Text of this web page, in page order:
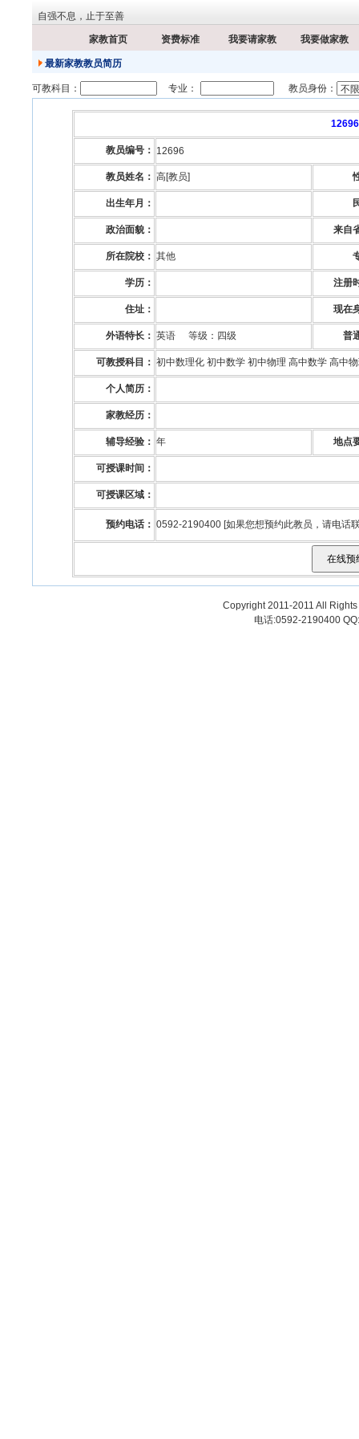
自强不息，止于至善
家教首页 资费标准 我要请家教 我要做家教
最新家教教员简历
可教科目： 专业： 教员身份：
12696
教员编号： 12696
教员姓名： 高[教员]
出生年月：
政治面貌： 来自
所在院校 ： 其他
学历： 注册
住址： 现在
外语特长： 英语 等级： 四级 普
可教授科目： 初中数理化 初中数学 初中物理 高中数学 高中
个人简历：
家教经历：
辅导经验： 年 地点
可授课时间：
可授课区域：
预约电话： 0592-2190400 [如果您想预约此教员，请电话
Copyright 2011-2011 All
电话:0592-2190400